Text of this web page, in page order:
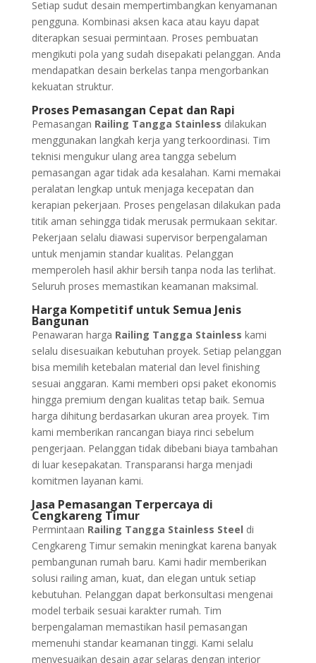
Setiap sudut desain mempertimbangkan kenyamanan
pengguna. Kombinasi aksen kaca atau kayu dapat
diterapkan sesuai permintaan. Proses pembuatan
mengikuti pola yang sudah disepakati pelanggan. Anda
mendapatkan desain berkelas tanpa mengorbankan
kekuatan struktur.
Proses Pemasangan Cepat dan Rapi
Pemasangan Railing Tangga Stainless dilakukan
menggunakan langkah kerja yang terkoordinasi. Tim
teknisi mengukur ulang area tangga sebelum
pemasangan agar tidak ada kesalahan. Kami memakai
peralatan lengkap untuk menjaga kecepatan dan
kerapian pekerjaan. Proses pengelasan dilakukan pada
titik aman sehingga tidak merusak permukaan sekitar.
Pekerjaan selalu diawasi supervisor berpengalaman
untuk menjamin standar kualitas. Pelanggan
memperoleh hasil akhir bersih tanpa noda las terlihat.
Seluruh proses memastikan keamanan maksimal.
Harga Kompetitif untuk Semua Jenis
Bangunan
Penawaran harga Railing Tangga Stainless kami
selalu disesuaikan kebutuhan proyek. Setiap pelanggan
bisa memilih ketebalan material dan level finishing
sesuai anggaran. Kami memberi opsi paket ekonomis
hingga premium dengan kualitas tetap baik. Semua
harga dihitung berdasarkan ukuran area proyek. Tim
kami memberikan rancangan biaya rinci sebelum
pengerjaan. Pelanggan tidak dibebani biaya tambahan
di luar kesepakatan. Transparansi harga menjadi
komitmen layanan kami.
Jasa Pemasangan Terpercaya di
Cengkareng Timur
Permintaan Railing Tangga Stainless Steel di
Cengkareng Timur semakin meningkat karena banyak
pembangunan rumah baru. Kami hadir memberikan
solusi railing aman, kuat, dan elegan untuk setiap
kebutuhan. Pelanggan dapat berkonsultasi mengenai
model terbaik sesuai karakter rumah. Tim
berpengalaman memastikan hasil pemasangan
memenuhi standar keamanan tinggi. Kami selalu
menyesuaikan desain agar selaras dengan interior